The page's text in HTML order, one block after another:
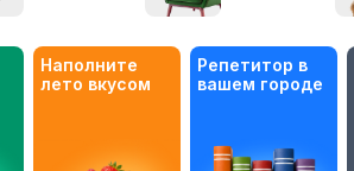
Наполните
лето вкусом
Репетитор в
вашем городе